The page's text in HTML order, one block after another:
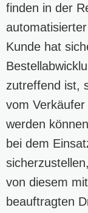
finden in der
Kunde hat
zutreffend ist,
vom
werden
bei dem
von diesem
beauftragten